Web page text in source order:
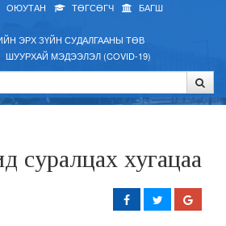
ОЮУТАН ТӨГСӨГЧ
БАГШ
ЭРХ ЗҮЙН СУДАЛГААНЫ ТӨВ
ШУУРХАЙ МЭДЭЭЛЭЛ (COVID-19)
суралцах хугацаа